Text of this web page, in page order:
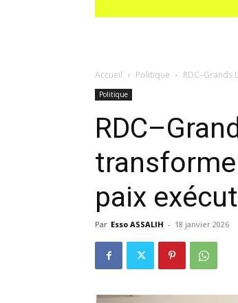
Accueil Politique
Politique
paix
Par Esso ASSALIH - 18 janvier 2026